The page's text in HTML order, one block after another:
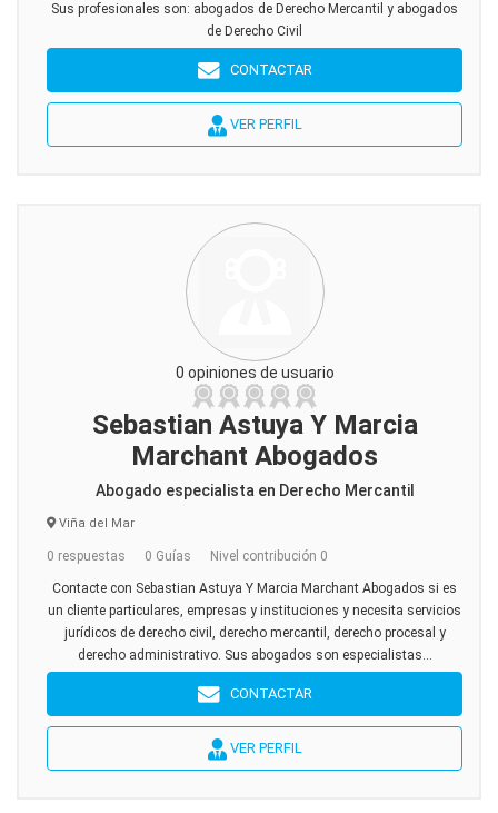
Sus profesionales son: abogados de Derecho Mercantil y abogados
de Derecho Civil
CONTACTAR
VER PERFIL
0 opiniones de usuario
Sebastian Astuya Y Marcia
Marchant Abogados
Abogado especialista en Derecho Mercantil
Viña del Mar
0 respuestas 0 Guías Nivel contribución 0
Contacte con Sebastian Astuya Y Marcia Marchant Abogados si es
un cliente particulares, empresas y instituciones y necesita servicios
jurídicos de derecho civil, derecho mercantil, derecho procesal y
derecho administrativo. Sus abogados son especialistas...
CONTACTAR
VER PERFIL